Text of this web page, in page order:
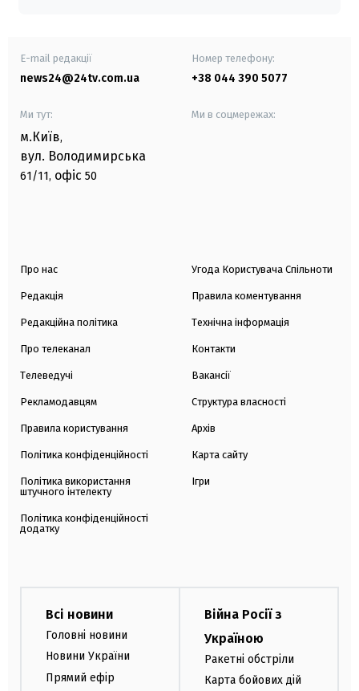
E-mail редакції
news24@24tv.com.ua
Номер телефону:
+38 044 390 5077
Ми тут:
м.Київ,
вул. Володимирська
61/11, офіс 50
Ми в соцмережах:
Про нас
Редакція
Редакційна політика
Про телеканал
Телеведучі
Рекламодавцям
Правила користування
Політика конфіденційності
Політика використання
штучного інтелекту
Політика конфіденційності
додатку
Угода Користувача Спільноти
Правила коментування
Технічна інформація
Контакти
Вакансії
Структура власності
Архів
Карта сайту
Ігри
Всі новини
Головні новини
Новини України
Прямий ефір
Війна Росії з
Україною
Ракетні обстріли
Карта бойових дій